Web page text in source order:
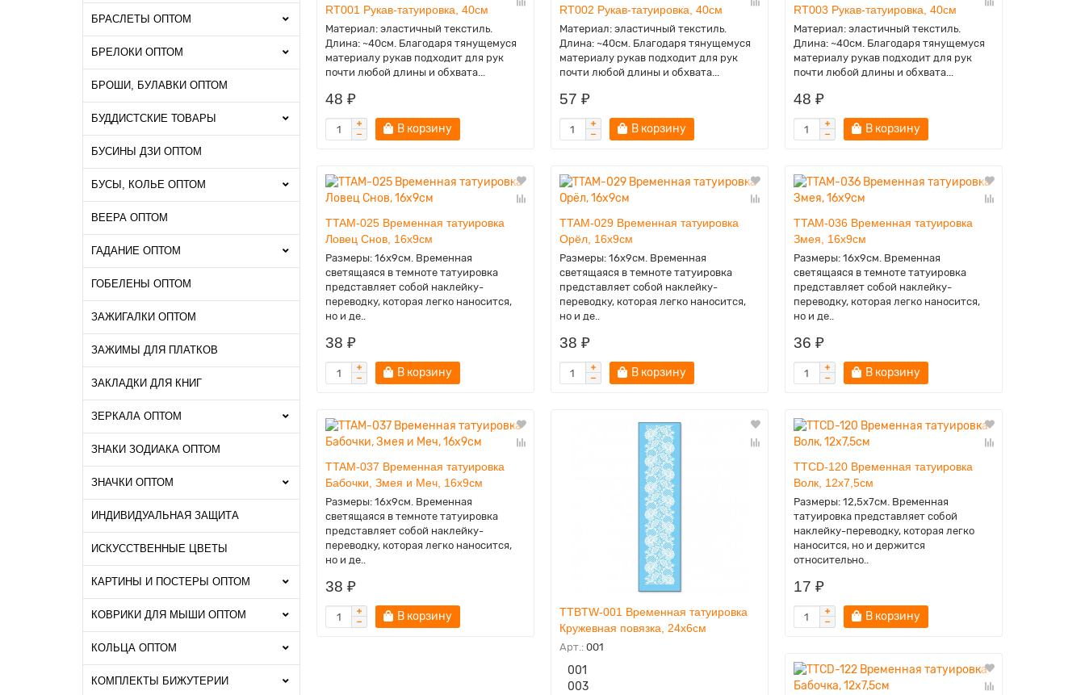
БРАСЛЕТЫ ОПТОМ
БРЕЛОКИ ОПТОМ
БРОШИ, БУЛАВКИ ОПТОМ
БУДДИСТСКИЕ ТОВАРЫ
БУСИНЫ ДЗИ ОПТОМ
БУСЫ, КОЛЬЕ ОПТОМ
ВЕЕРА ОПТОМ
ГАДАНИЕ ОПТОМ
ГОБЕЛЕНЫ ОПТОМ
ЗАЖИГАЛКИ ОПТОМ
ЗАЖИМЫ ДЛЯ ПЛАТКОВ
ЗАКЛАДКИ ДЛЯ КНИГ
ЗЕРКАЛА ОПТОМ
ЗНАКИ ЗОДИАКА ОПТОМ
ЗНАЧКИ ОПТОМ
ИНДИВИДУАЛЬНАЯ ЗАЩИТА
ИСКУССТВЕННЫЕ ЦВЕТЫ
КАРТИНЫ И ПОСТЕРЫ ОПТОМ
КОВРИКИ ДЛЯ МЫШИ ОПТОМ
КОЛЬЦА ОПТОМ
КОМПЛЕКТЫ БИЖУТЕРИИ
RT001 Рукав-татуировка, 40см
Материал: эластичный текстиль.
Длина: ~40см. Благодаря тянущемуся
материалу рукав подходит для рук
почти любой длины и обхвата...
48 ₽
В корзину
RT002 Рукав-татуировка, 40см
Материал: эластичный текстиль.
Длина: ~40см. Благодаря тянущемуся
материалу рукав подходит для рук
почти любой длины и обхвата...
57 ₽
В корзину
RT003 Рукав-татуировка, 40см
Материал: эластичный текстиль.
Длина: ~40см. Благодаря тянущемуся
материалу рукав подходит для рук
почти любой длины и обхвата...
48 ₽
В корзину
TTAM-025 Временная татуировка
Ловец Снов, 16х9см
Размеры: 16х9см. Временная
светящаяся в темноте татуировка
представляет собой наклейку-
переводку, которая легко наносится,
но и де..
38 ₽
В корзину
TTAM-029 Временная татуировка
Орёл, 16х9см
Размеры: 16х9см. Временная
светящаяся в темноте татуировка
представляет собой наклейку-
переводку, которая легко наносится,
но и де..
38 ₽
В корзину
TTAM-036 Временная татуировка
Змея, 16х9см
Размеры: 16х9см. Временная
светящаяся в темноте татуировка
представляет собой наклейку-
переводку, которая легко наносится,
но и де..
36 ₽
В корзину
TTAM-037 Временная татуировка
Бабочки, Змея и Меч, 16х9см
Размеры: 16х9см. Временная
светящаяся в темноте татуировка
представляет собой наклейку-
переводку, которая легко наносится,
но и де..
38 ₽
В корзину
TTBTW-001 Временная татуировка
Кружевная повязка, 24х6см
Арт.: 001
001
003
TTCD-120 Временная татуировка
Волк, 12х7,5см
Размеры: 12,5х7см. Временная
татуировка представляет собой
наклейку-переводку, которая легко
наносится, но и держится
относительно..
17 ₽
В корзину